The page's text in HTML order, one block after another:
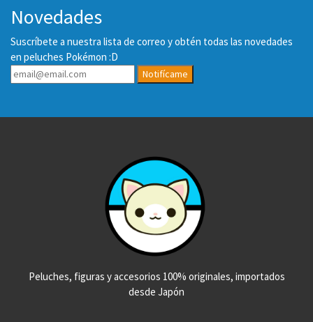
Novedades
Suscríbete a nuestra lista de correo y obtén todas las novedades
en peluches Pokémon :D
Notifícame
Peluches, figuras y accesorios 100% originales, importados
desde Japón